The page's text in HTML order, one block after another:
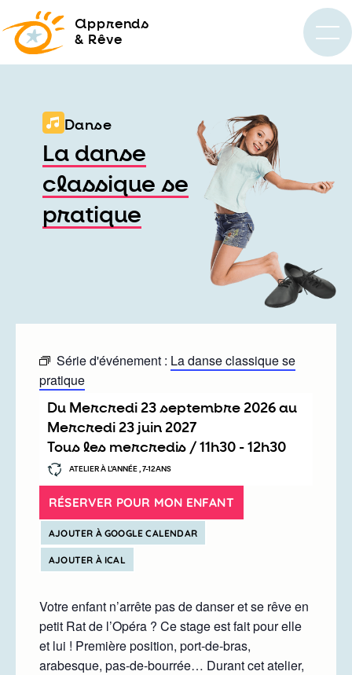
apprends
& Rêve
Danse
La danse
classique se
pratique
Série d'événement : La danse classique se
pratique
Du mercredi 23 septembre 2026au
mercredi 23 juin 2027
Tous les mercredis / 11h30 - 12h30
ATELIER À L’ANNÉE , 7-12ANS
RÉSERVER POUR MON ENFANT
AJOUTER À GOOGLE CALENDAR
AJOUTER À ICAL
Votre enfant n’arrête pas de danser et se rêve en
petit Rat de l’Opéra ? Ce stage est fait pour elle
et lui ! Première position, port-de-bras,
arabesque, pas-de-bourrée… Durant cet atelier,